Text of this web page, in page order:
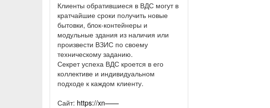
Клиенты обратившиеся в ВДС могут в
кратчайшие сроки получить новые
бытовки, блок-контейнеры и
модульные здания из наличия или
произвести ВЗИС по своему
техническому заданию.
Секрет успеха ВДС кроется в его
коллективе и индивидуальном
подходе к каждом клиенту.
Сайт: https://xn——